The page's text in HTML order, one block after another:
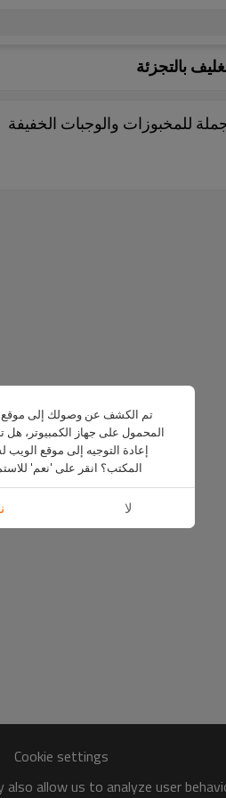
بالتجزئة
Cookie settings
allow us to analyze user
تم الكشف عن وصولك إلى موقع
المحمول على جهاز الكمبيوتر،
إعادة التوجيه إلى موقع
المكتب؟ انقر على 'نعم'
لا